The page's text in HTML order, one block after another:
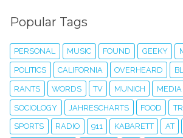
Popular Tags
PERSONAL MUSIC FOUND GEEKY
POLITICS CALIFORNIA OVERHEARD
RANTS WORDS TV MUNICH MEDIA
SOCIOLOGY JAHRESCHARTS FOOD
SPORTS RADIO 911 KABARETT AT